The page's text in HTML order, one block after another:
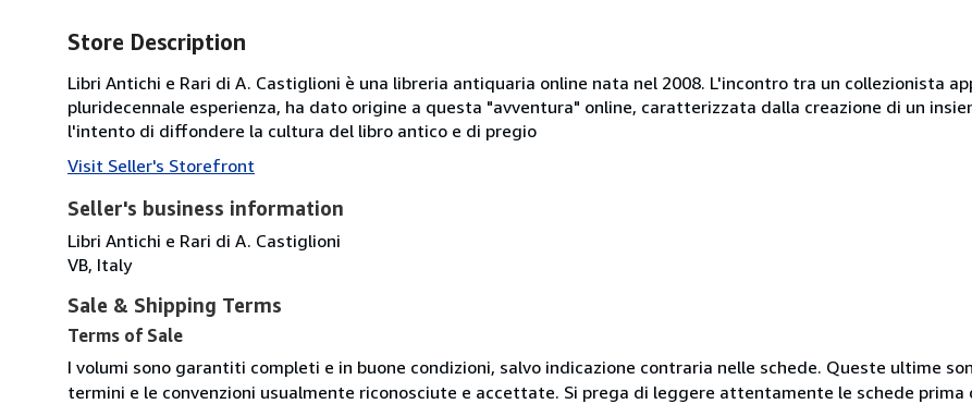
Store Description
Libri Antichi e Rari di A. Castiglioni è una libreria antiquaria online nata nel 2008. L'incontro tra un collezionista
pluridecennale esperienza, ha dato origine a questa "avventura" online, caratterizzata dalla creazione di un
l'intento di diffondere la cultura del libro antico e di pregio
Visit Seller's Storefront
Seller's business information
Libri Antichi e Rari di A. Castiglioni
VB, Italy
Sale & Shipping Terms
Terms of Sale
I volumi sono garantiti completi e in buone condizioni, salvo indicazione contraria nelle schede. Queste ultime
termini e le convenzioni usualmente riconosciute e accettate. Si prega di leggere attentamente le schede